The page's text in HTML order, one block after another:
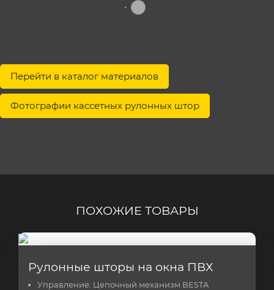
Перейти в каталог материалов
Фотографии кассетных рулонных штор
ПОХОЖИЕ ТОВАРЫ
Рулонные шторы на окна ПВХ
Управление: Цепочный механизм BESTA